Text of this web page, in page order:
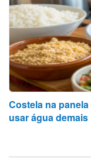
Costela na
usar água demais